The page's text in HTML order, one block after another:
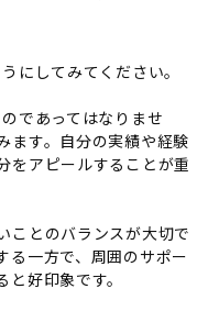
にしてみてください。
であってはなりませ
ます。自分の実績や経験
をアピールすることが重
ことのバランスが大切で
る一方で、周囲のサポー
好印象です。